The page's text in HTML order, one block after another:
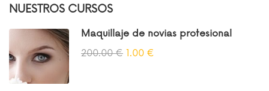
NUESTROS CURSOS
Maquillaje de novias profesional
200.00 € 1.00 €